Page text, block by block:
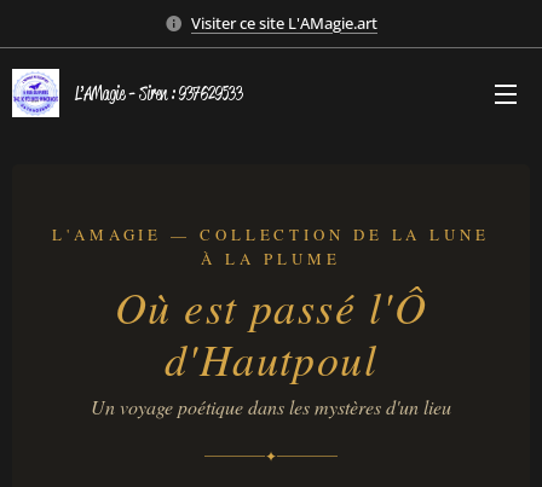
Visiter ce site L'AMagie.art
L’AMagie - Siren : 937629533
L'AMAGIE — COLLECTION DE LA LUNE
À LA PLUME
Où est passé l'Ô
d'Hautpoul
Un voyage poétique dans les mystères d'un lieu
✦